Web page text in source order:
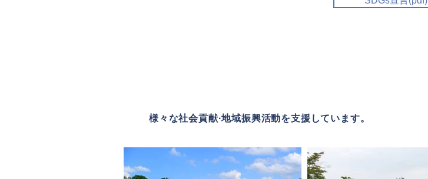
様々な社会貢献·地域振興活動を支援しています。